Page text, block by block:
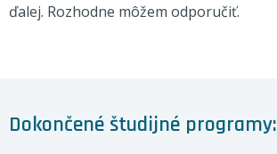
ďalej. Rozhodne môžem odporučiť.
Dokončené študijné programy: